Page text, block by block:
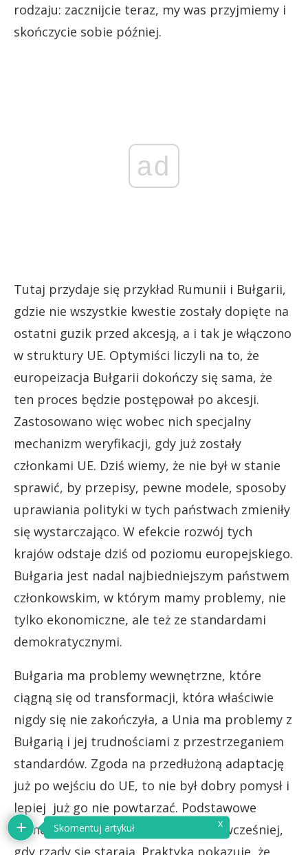
rodzaju: zacznijcie teraz, my was przyjmiemy i
skończycie sobie później.
ad
Tutaj przydaje się przykład Rumunii i Bułgarii,
gdzie nie wszystkie kwestie zostały dopięte na
ostatni guzik przed akcesją, a i tak je włączono
w struktury UE. Optymiści liczyli na to, że
europeizacja Bułgarii dokończy się sama, że
ten proces będzie postępował po akcesji.
Zastosowano więc wobec nich specjalny
mechanizm weryfikacji, gdy już zostały
członkami UE. Dziś wiemy, że nie był w stanie
sprawić, by przepisy, pewne modele, sposoby
uprawiania polityki w tych państwach zmieniły
się wystarczająco. W efekcie rozwój tych
krajów odstaje dziś od poziomu europejskiego.
Bułgaria jest nadal najbiedniejszym państwem
członkowskim, w którym mamy problemy, nie
tylko ekonomiczne, ale też ze standardami
demokratycznymi.
Bułgaria ma problemy wewnętrzne, które
ciągną się od transformacji, która właściwie
nigdy się nie zakończyła, a Unia ma problemy z
Bułgarią i jej trudnościami z przestrzeganiem
standardów. Zgoda na przedłużoną adaptację
już po wejściu do UE, to nie był dobry pomysł i
lepiej już go nie powtarzać. Podstawowe
standardy muszą być zrealizowane wcześniej,
gdy rządy się starają. Praktyka pokazuje, że
Skomentuj artykuł x